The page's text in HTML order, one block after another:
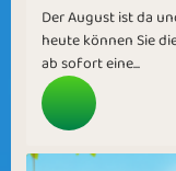
Der August ist da
heute können Sie
ab sofort eine...